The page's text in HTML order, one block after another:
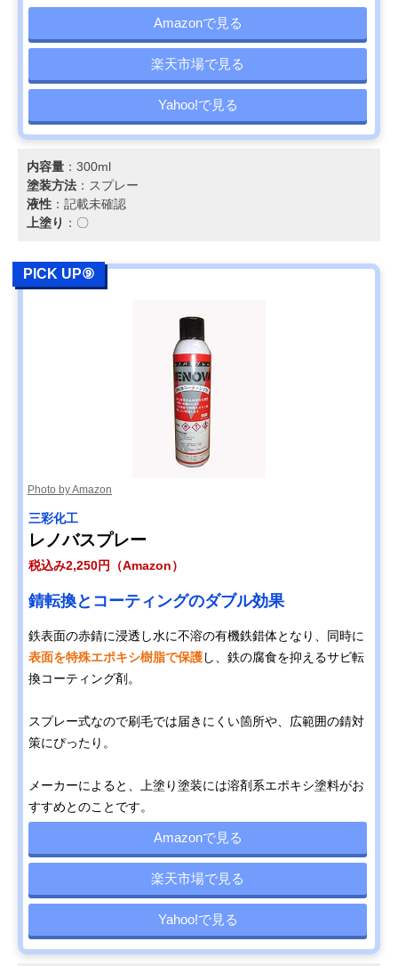
Amazonで見る
楽天市場で見る
Yahoo!で見る
内容量 ：300ml
塗装方法 ：スプレー
液性 ：記載未確認
上塗り ：〇
PICK UP⑨
Photo by Amazon
三彩化工
レノバスプレー
税込み2,250円（Amazon）
錆転換とコーティングのダブル効果
鉄表面の赤錆に浸透し水に不溶の有機鉄錯体となり、同時に
表面を特殊エポキシ樹脂で保護し、鉄の腐食を抑えるサビ転
換コーティング剤。
スプレー式なので刷毛では届きにくい箇所や、広範囲の錆対
策にぴったり。
メーカーによると、上塗り塗装には溶剤系エポキシ塗料がお
すすめとのことです。
Amazonで見る
楽天市場で見る
Yahoo!で見る